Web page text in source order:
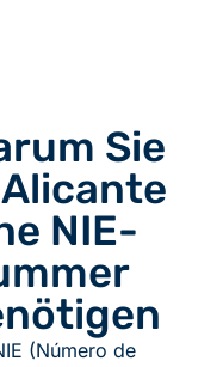
Sie
NIE-
(Número de